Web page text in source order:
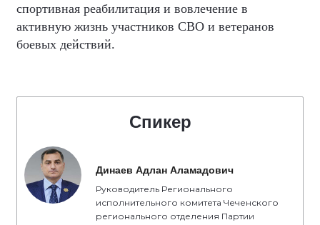
спортивная реабилитация и вовлечение в
активную жизнь участников СВО и ветеранов
боевых действий.
Спикер
Динаев Адлан Аламадович
Руководитель Регионального
исполнительного комитета Чеченского
регионального отделения Партии